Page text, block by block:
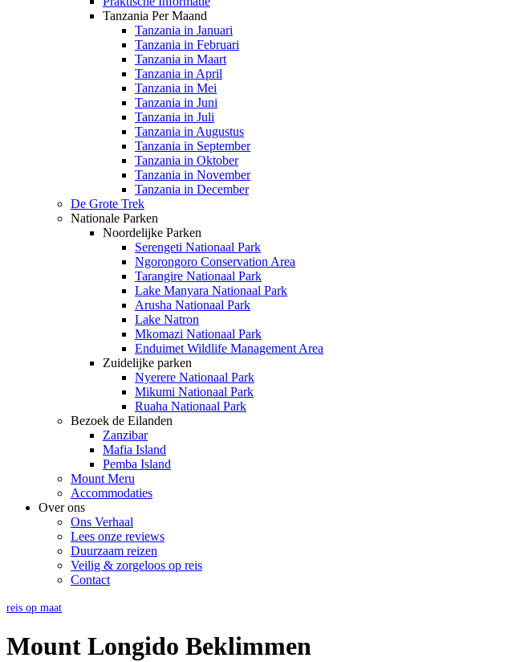
Tanzania Per Maand
Tanzania in Januari
Tanzania in Februari
Tanzania in Maart
Tanzania in April
Tanzania in Mei
Tanzania in Juni
Tanzania in Juli
Tanzania in Augustus
Tanzania in September
Tanzania in Oktober
Tanzania in November
Tanzania in December
De Grote Trek
Nationale Parken
Noordelijke Parken
Serengeti Nationaal Park
Ngorongoro Conservation Area
Tarangire Nationaal Park
Lake Manyara Nationaal Park
Arusha Nationaal Park
Lake Natron
Mkomazi Nationaal Park
Enduimet Wildlife Management Area
Zuidelijke parken
Nyerere Nationaal Park
Mikumi Nationaal Park
Ruaha Nationaal Park
Bezoek de Eilanden
Zanzibar
Mafia Island
Pemba Island
Mount Meru
Accommodaties
Over ons
Ons Verhaal
Lees onze reviews
Duurzaam reizen
Veilig & zorgeloos op reis
Contact
reis op maat
Mount Longido Beklimmen